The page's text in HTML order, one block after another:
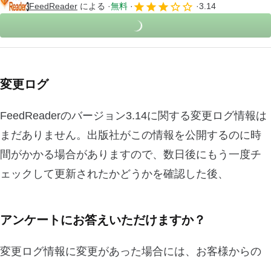
FeedReader による 無料 3.14
変更ログ
FeedReaderのバージョン3.14に関する変更ログ情報は
まだありません。出版社がこの情報を公開するのに時
間がかかる場合がありますので、数日後にもう一度チ
ェックして更新されたかどうかを確認した後、
アンケートにお答えいただけますか？
変更ログ情報に変更があった場合には、お客様からの